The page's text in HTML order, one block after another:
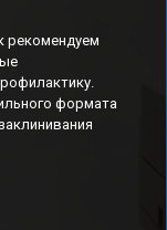
рекомендуем
формата